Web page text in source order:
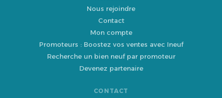
Nous rejoindre
Contact
Mon compte
Promoteurs : Boostez vos ventes avec Ineuf
Recherche un bien neuf par promoteur
Devenez partenaire
CONTACT